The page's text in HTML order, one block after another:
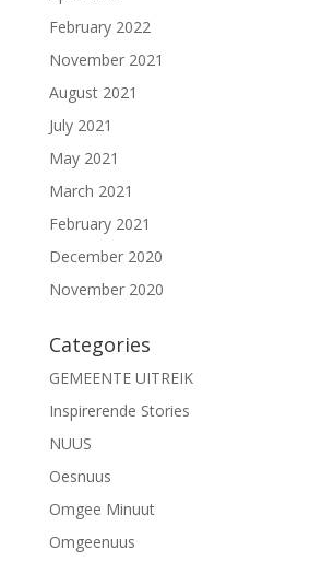
February 2022
November 2021
August 2021
July 2021
May 2021
March 2021
February 2021
December 2020
November 2020
Categories
GEMEENTE UITREIK
Inspirerende Stories
NUUS
Oesnuus
Omgee Minuut
Omgeenuus